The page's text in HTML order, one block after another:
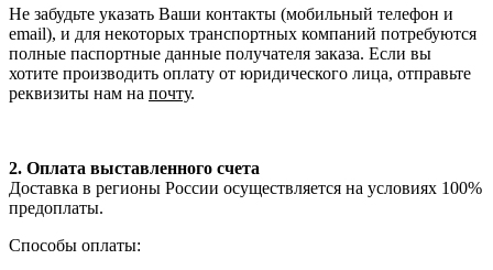
Не забудьте указать Ваши контакты (мобильный телефон и
email), и для некоторых транспортных компаний потребуются
полные паспортные данные получателя заказа. Если вы
хотите производить оплату от юридического лица, отправьте
реквизиты нам на почту.
2. Оплата выставленного счета
Доставка в регионы России осуществляется на условиях 100%
предоплаты.
Способы оплаты: